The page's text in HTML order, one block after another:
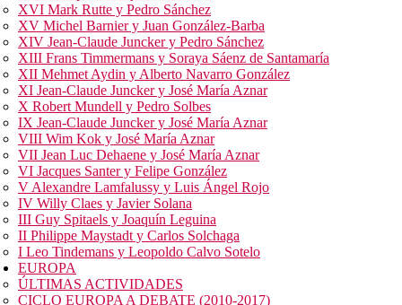
XVI Mark Rutte y Pedro Sánchez
XV Michel Barnier y Juan González-Barba
XIV Jean-Claude Juncker y Pedro Sánchez
XIII Frans Timmermans y Soraya Sáenz de Santamaría
XII Mehmet Aydin y Alberto Navarro González
XI Jean-Claude Juncker y José María Aznar
X Robert Mundell y Pedro Solbes
IX Jean-Claude Juncker y José María Aznar
VIII Wim Kok y José María Aznar
VII Jean Luc Dehaene y José María Aznar
VI Jacques Santer y Felipe González
V Alexandre Lamfalussy y Luis Ángel Rojo
IV Willy Claes y Javier Solana
III Guy Spitaels y Joaquín Leguina
II Philippe Maystadt y Carlos Solchaga
I Leo Tindemans y Leopoldo Calvo Sotelo
EUROPA
ÚLTIMAS ACTIVIDADES
CICLO EUROPA A DEBATE (2010-2017)